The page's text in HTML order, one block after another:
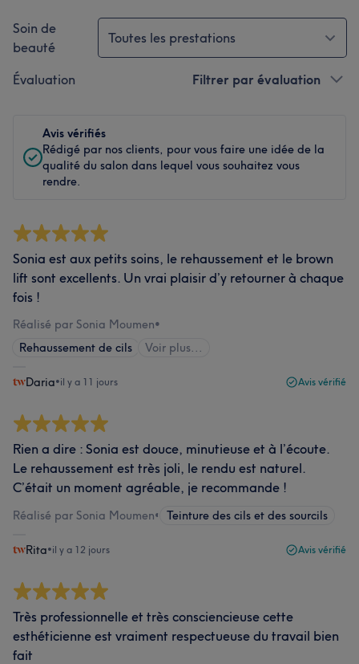
Soin de
beauté
Toutes les prestations
Évaluation Filtrer par évaluation
Avis vérifiés
Rédigé par nos clients, pour vous faire une idée de la
qualité du salon dans lequel vous souhaitez vous
rendre.
Sonia est aux petits soins, le rehaussement et le brown
lift sont excellents. Un vrai plaisir d’y retourner à chaque
fois !
Réalisé par Sonia Moumen•
Rehaussement de cils
Voir plus...
Daria•il y a 11 jours Avis vérifié
Rien a dire : Sonia est douce, minutieuse et à l’écoute.
Le rehaussement est très joli, le rendu est naturel.
C’était un moment agréable, je recommande !
Réalisé par Sonia Moumen• Teinture des cils et des sourcils
Rita•il y a 12 jours Avis vérifié
Très professionnelle et très consciencieuse cette
esthéticienne est vraiment respectueuse du travail bien
fait